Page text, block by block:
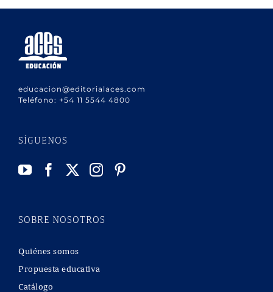
educacion@editorialaces.com
Teléfono: +54 11 5544 4800
SÍGUENOS
SOBRE NOSOTROS
Quiénes somos
Propuesta educativa
Catálogo